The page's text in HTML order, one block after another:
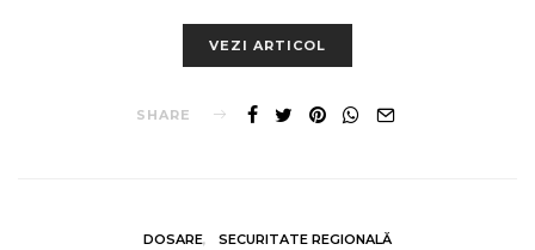
VEZI ARTICOL
SHARE
DOSARE SECURITATE REGIONALĂ